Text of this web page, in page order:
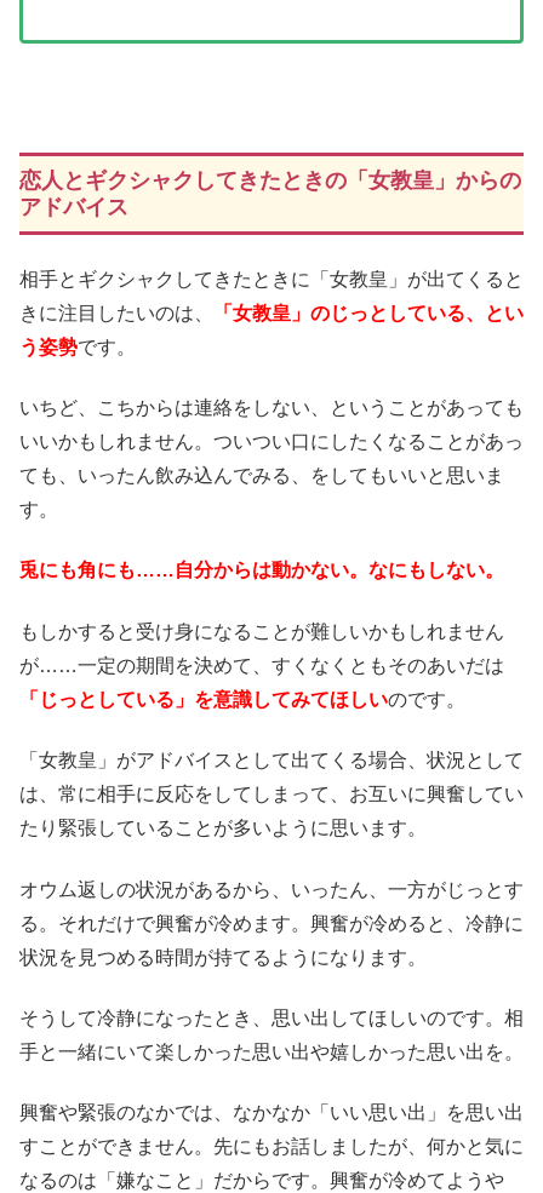
恋人とギクシャクしてきたときの「女教皇」からの
アドバイス
相手とギクシャクしてきたときに「女教皇」が出てくると
きに注目したいのは、
「女教皇」のじっとしている、とい
う姿勢です。
いちど、こちからは連絡をしない、ということがあっても
いいかもしれません。ついつい口にしたくなることがあっ
ても、いったん飲み込んでみる、をしてもいいと思いま
す。
兎にも角にも……自分からは動かない。なにもしない。
もしかすると受け身になることが難しいかもしれません
が……一定の期間を決めて、すくなくともそのあいだは
「じっとしている」を意識してみてほしいのです。
「女教皇」がアドバイスとして出てくる場合、状況として
は、常に相手に反応をしてしまって、お互いに興奮してい
たり緊張していることが多いように思います。
オウム返しの状況があるから、いったん、一方がじっとす
る。それだけで興奮が冷めます。興奮が冷めると、冷静に
状況を見つめる時間が持てるようになります。
そうして冷静になったとき、思い出してほしいのです。相
手と一緒にいて楽しかった思い出や嬉しかった思い出を。
興奮や緊張のなかでは、なかなか「いい思い出」を思い出
すことができません。先にもお話しましたが、何かと気に
なるのは「嫌なこと」だからです。興奮が冷めてようや